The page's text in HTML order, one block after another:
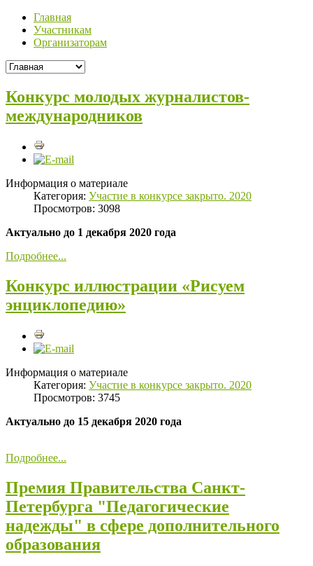
Главная
Участникам
Организаторам
Конкурс молодых журналистов-
международников
Информация о материале
Категория: Участие в конкурсе закрыто. 2020
Просмотров: 3098
Актуально до 1 декабря 2020 года
Подробнее...
Конкурс иллюстрации «Рисуем
энциклопедию»
Информация о материале
Категория: Участие в конкурсе закрыто. 2020
Просмотров: 3745
Актуально до 15 декабря 2020 года
Подробнее...
Премия Правительства Санкт-
Петербурга "Педагогические
надежды" в сфере дополнительного
образования